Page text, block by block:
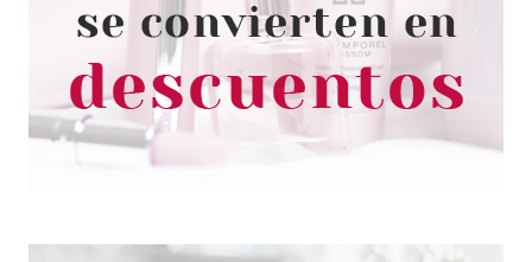
GIRL EDP 200 ML RECARGA
Pvr 200.00€
-38%
desde
123.99€